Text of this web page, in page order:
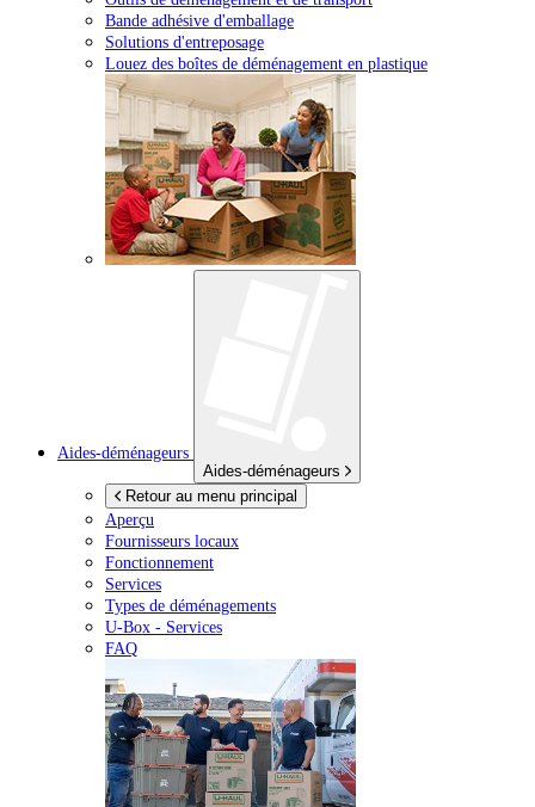
Bande adhésive d'emballage
Solutions d'entreposage
Louez des boîtes de déménagement en plastique
Aides-déménageurs
Aides-déménageurs
Retour au menu principal
Aperçu
Fournisseurs locaux
Fonctionnement
Services
Types de déménagements
U-Box - Services
FAQ